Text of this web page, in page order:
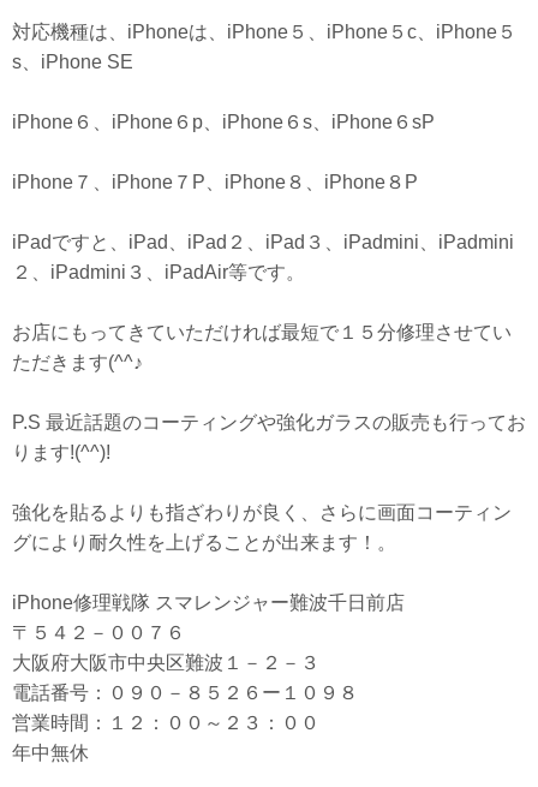
対応機種は、iPhoneは、iPhone５、iPhone５c、iPhone５
s、iPhone SE
iPhone６、iPhone６p、iPhone６s、iPhone６sP
iPhone７、iPhone７P、iPhone８、iPhone８P
iPadですと、iPad、iPad２、iPad３、iPadmini、iPadmini
２、iPadmini３、iPadAir等です。
お店にもってきていただければ最短で１５分修理させてい
ただきます(^^♪
P.S 最近話題のコーティングや強化ガラスの販売も行ってお
ります!(^^)!
強化を貼るよりも指ざわりが良く、さらに画面コーティン
グにより耐久性を上げることが出来ます！。
iPhone修理戦隊 スマレンジャー難波千日前店
〒５４２－００７６
大阪府大阪市中央区難波１－２－３
電話番号：０９０－８５２６ー１０９８
営業時間：１２：００～２３：００
年中無休